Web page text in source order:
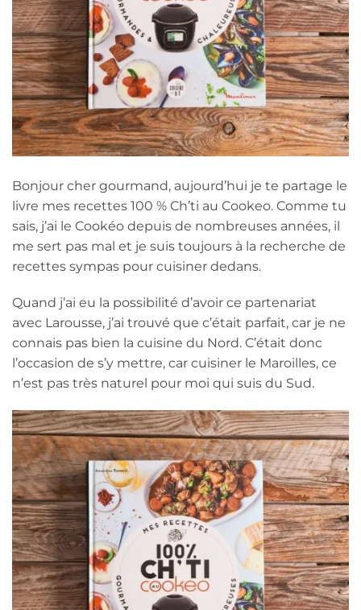
Bonjour cher gourmand, aujourd’hui je te partage le
livre mes recettes 100 % Ch’ti au Cookeo. Comme tu
sais, j’ai le Cookéo depuis de nombreuses années, il
me sert pas mal et je suis toujours à la recherche de
recettes sympas pour cuisiner dedans.
Quand j’ai eu la possibilité d’avoir ce partenariat
avec Larousse, j’ai trouvé que c’était parfait, car je ne
connais pas bien la cuisine du Nord. C’était donc
l’occasion de s’y mettre, car cuisiner le Maroilles, ce
n’est pas très naturel pour moi qui suis du Sud.